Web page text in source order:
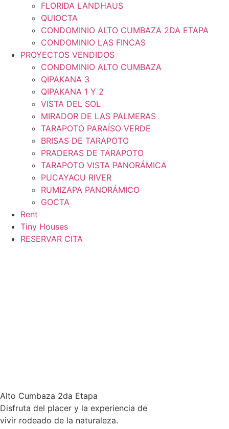
FLORIDA LANDHAUS
QUIOCTA
CONDOMINIO ALTO CUMBAZA 2DA ETAPA
CONDOMINIO LAS FINCAS
PROYECTOS VENDIDOS
CONDOMINIO ALTO CUMBAZA
QIPAKANA 3
QIPAKANA 1 Y 2
VISTA DEL SOL
MIRADOR DE LAS PALMERAS
TARAPOTO PARAÍSO VERDE
BRISAS DE TARAPOTO
PRADERAS DE TARAPOTO
TARAPOTO VISTA PANORÁMICA
PUCAYACU RIVER
RUMIZAPA PANORÁMICO
GOCTA
Rent
Tiny Houses
RESERVAR CITA
Alto Cumbaza 2da Etapa
Disfruta del placer y la experiencia de
vivir rodeado de la naturaleza.